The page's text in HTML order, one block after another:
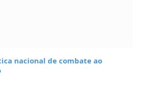
nacional de combate ao